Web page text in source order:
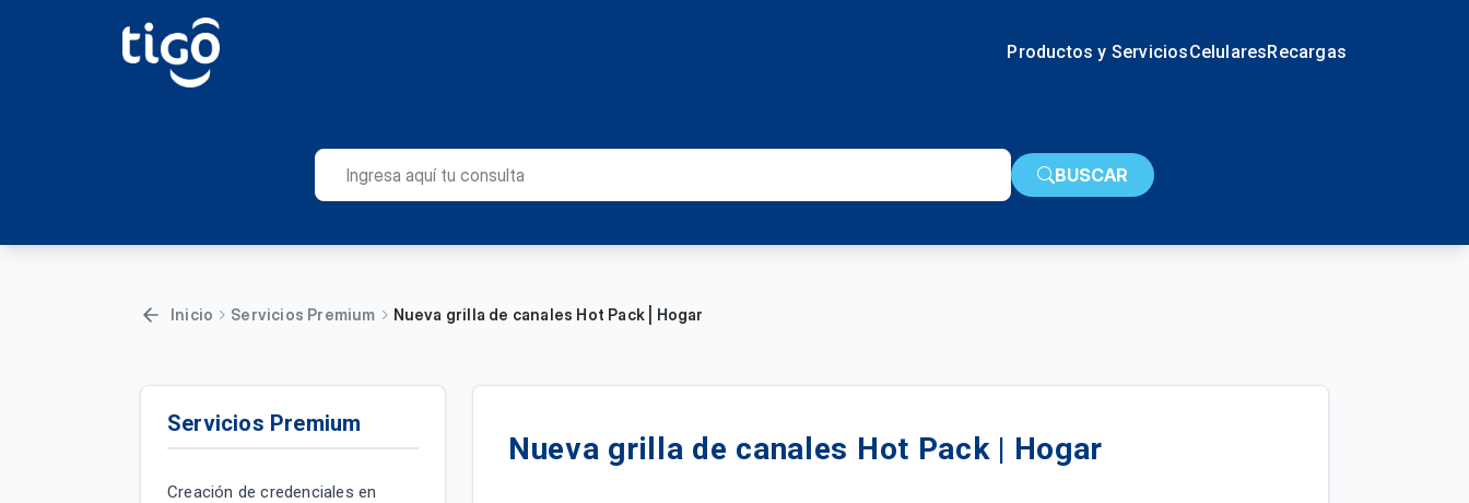
Productos y ServiciosCelularesRecargas
BUSCAR
Inicio Servicios Premium Nueva grilla de canales Hot Pack | Hogar
Servicios Premium
Creación de credenciales en
Nueva grilla de canales Hot Pack | Hogar